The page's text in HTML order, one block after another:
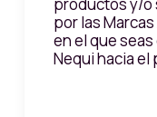
por las
en el que
Nequi hacia el